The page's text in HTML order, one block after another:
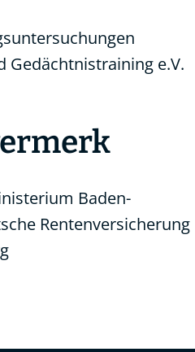
Gedächtnistraining e.V.
Baden-
Rentenversicherung